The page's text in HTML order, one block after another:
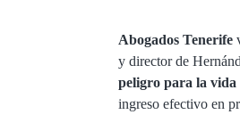
Abogados Tenerife
y director de
peligro para la vida
ingreso efectivo en